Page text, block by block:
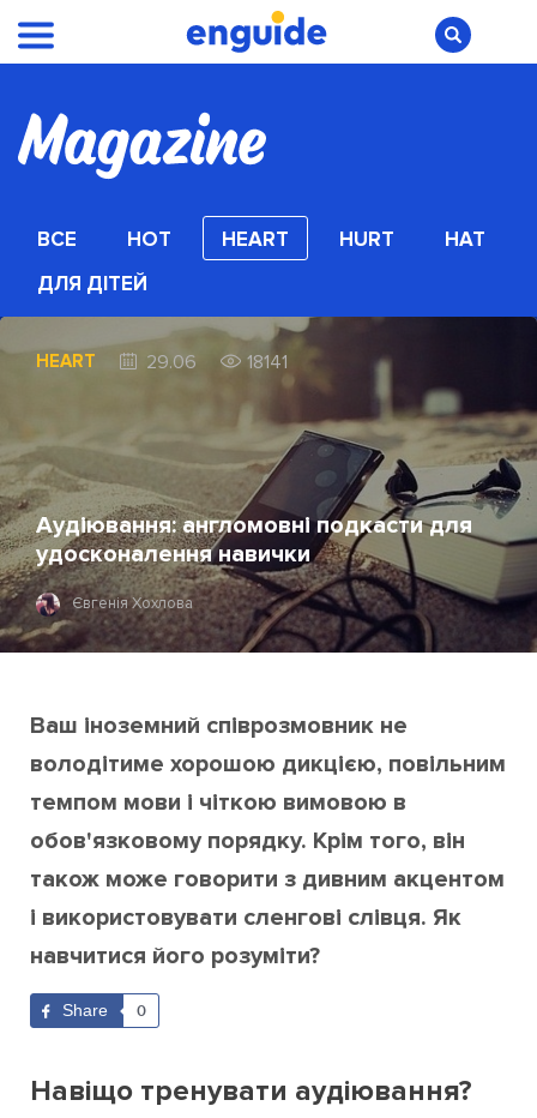
ВСЕ HOT HEART HURT
HAT
ДЛЯ ДІТЕЙ
HEART 29.06 18141
Аудіювання: англомовні подкасти для
удосконалення навички
Євгенія Хохлова
Ваш іноземний співрозмовник не
володітиме хорошою дикцією, повільним
темпом мови і чіткою вимовою в
обов'язковому порядку. Крім того, він
також може говорити з дивним акцентом
і використовувати сленгові слівця. Як
навчитися його розуміти?
Share 0
Навіщо тренувати аудіювання?